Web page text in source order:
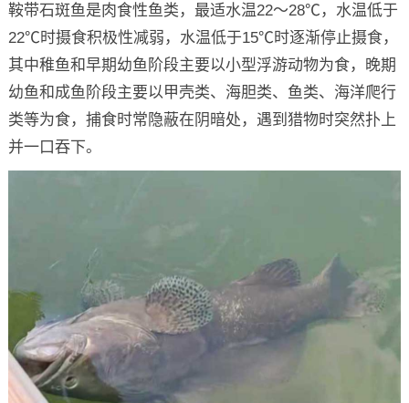
鞍带石斑鱼是肉食性鱼类，最适水温22～28℃，水温低于
22℃时摄食积极性减弱，水温低于15℃时逐渐停止摄食，
其中稚鱼和早期幼鱼阶段主要以小型浮游动物为食，晚期
幼鱼和成鱼阶段主要以甲壳类、海胆类、鱼类、海洋爬行
类等为食，捕食时常隐蔽在阴暗处，遇到猎物时突然扑上
并一口吞下。